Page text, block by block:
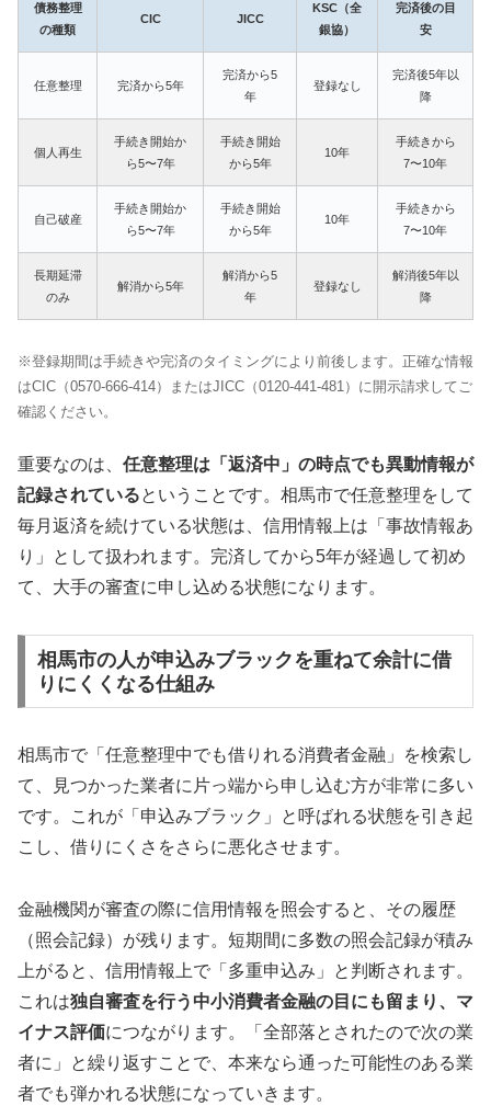
債務整理
の種類
CIC JICC
KSC（全
銀協）
完済後の目
安
任意整理 完済から5年
完済から5
年
登録なし
完済後5年以
降
個人再生
手続き開始か
ら5〜7年
手続き開始
から5年
10年
手続きから
7〜10年
自己破産
手続き開始か
ら5〜7年
手続き開始
から5年
10年
手続きから
7〜10年
長期延滞
のみ
解消から5年
解消から5
年
登録なし
解消後5年以
降
※登録期間は手続きや完済のタイミングにより前後します。正確な情報
はCIC（0570-666-414）またはJICC（0120-441-481）に開示請求してご
確認ください。
重要なのは、 任意整理は「返済中」の時点でも異動情報が
記録されているということです。相馬市で任意整理をして
毎月返済を続けている状態は、信用情報上は「事故情報あ
り」として扱われます。完済してから5年が経過して初め
て、大手の審査に申し込める状態になります。
相馬市の人が申込みブラックを重ねて余計に借
りにくくなる仕組み
相馬市で「任意整理中でも借りれる消費者金融」を検索し
て、見つかった業者に片っ端から申し込む方が非常に多い
です。これが「申込みブラック」と呼ばれる状態を引き起
こし、借りにくさをさらに悪化させます。
金融機関が審査の際に信用情報を照会すると、その履歴
（照会記録）が残ります。短期間に多数の照会記録が積み
上がると、信用情報上で「多重申込み」と判断されます。
これは独自審査を行う中小消費者金融の目にも留まり、マ
イナス評価につながります。「全部落とされたので次の業
者に」と繰り返すことで、本来なら通った可能性のある業
者でも弾かれる状態になっていきます。